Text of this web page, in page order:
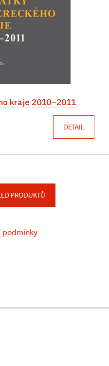
kraje 2010–2011
DETAIL
PRODUKTŮ
podmínky